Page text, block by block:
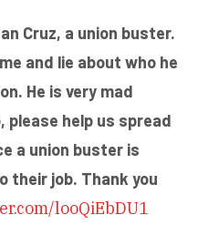
Cruz, a union buster.
and lie about who he
He is very mad
help us spread
a union buster is
their job. Thank you
looQiEbDU1